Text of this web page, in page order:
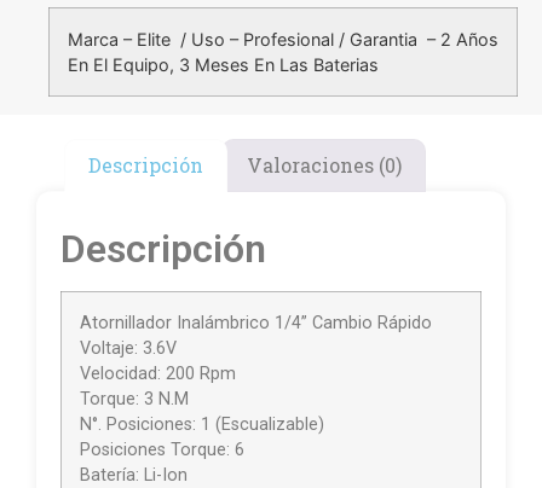
Marca – Elite / Uso – Profesional / Garantia – 2 Años
En El Equipo, 3 Meses En Las Baterias
Descripción Valoraciones (0)
Descripción
Atornillador Inalámbrico 1/4” Cambio Rápido
Voltaje: 3.6V
Velocidad: 200 Rpm
Torque: 3 N.M
N°. Posiciones: 1 (Escualizable)
Posiciones Torque: 6
Batería: Li-Ion